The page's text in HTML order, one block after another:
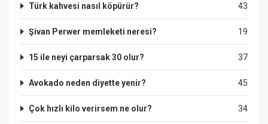
43
Türk kahvesi nasıl köpürür?
19
Şivan Perwer memleketi neresi?
37
15 ile neyi çarparsak 30 olur?
45
Avokado neden diyette yenir?
34
Çok hızlı kilo verirsem ne olur?